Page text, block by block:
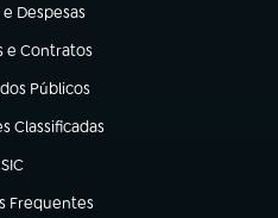
Despesas
nova aba)
e Contratos
aba)
Públicos
aba)
Classificadas
aba)
SIC
(abre em nova aba)
Frequentes
aba)